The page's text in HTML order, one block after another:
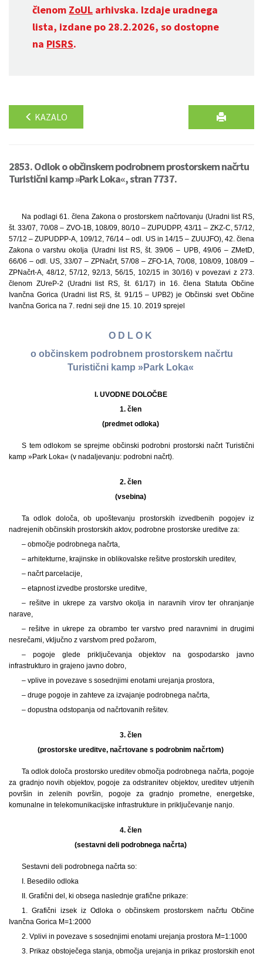
členom ZoUL arhivska. Izdaje uradnega
lista, izdane po 28.2.2026, so dostopne
na PISRS.
KAZALO
2853. Odlok o občinskem podrobnem prostorskem načrtu
Turistični kamp »Park Loka«, stran 7737.
Na podlagi 61. člena Zakona o prostorskem načrtovanju (Uradni list RS,
št. 33/07, 70/08 – ZVO-1B, 108/09, 80/10 – ZUPUDPP, 43/11 – ZKZ-C, 57/12,
57/12 – ZUPUDPP-A, 109/12, 76/14 – odl. US in 14/15 – ZUUJFO), 42. člena
Zakona o varstvu okolja (Uradni list RS, št. 39/06 – UPB, 49/06 – ZMetD,
66/06 – odl. US, 33/07 – ZPNačrt, 57/08 – ZFO-1A, 70/08, 108/09, 108/09 –
ZPNačrt-A, 48/12, 57/12, 92/13, 56/15, 102/15 in 30/16) v povezavi z 273.
členom ZUreP-2 (Uradni list RS, št. 61/17) in 16. člena Statuta Občine
Ivančna Gorica (Uradni list RS, št. 91/15 – UPB2) je Občinski svet Občine
Ivančna Gorica na 7. redni seji dne 15. 10. 2019 sprejel
O D L O K
o občinskem podrobnem prostorskem načrtu
Turistični kamp »Park Loka«
I. UVODNE DOLOČBE
1. člen
(predmet odloka)
S tem odlokom se sprejme občinski podrobni prostorski načrt Turistični
kamp »Park Loka« (v nadaljevanju: podrobni načrt).
2. člen
(vsebina)
Ta odlok določa, ob upoštevanju prostorskih izvedbenih pogojev iz
nadrejenih občinskih prostorskih aktov, podrobne prostorske ureditve za:
– območje podrobnega načrta,
– arhitekturne, krajinske in oblikovalske rešitve prostorskih ureditev,
– načrt parcelacije,
– etapnost izvedbe prostorske ureditve,
– rešitve in ukrepe za varstvo okolja in naravnih virov ter ohranjanje
narave,
– rešitve in ukrepe za obrambo ter varstvo pred naravnimi in drugimi
nesrečami, vključno z varstvom pred požarom,
– pogoje glede priključevanja objektov na gospodarsko javno
infrastrukturo in grajeno javno dobro,
– vplive in povezave s sosednjimi enotami urejanja prostora,
– druge pogoje in zahteve za izvajanje podrobnega načrta,
– dopustna odstopanja od načrtovanih rešitev.
3. člen
(prostorske ureditve, načrtovane s podrobnim načrtom)
Ta odlok določa prostorsko ureditev območja podrobnega načrta, pogoje
za gradnjo novih objektov, pogoje za odstranitev objektov, ureditev utrjenih
površin in zelenih površin, pogoje za gradnjo prometne, energetske,
komunalne in telekomunikacijske infrastrukture in priključevanje nanjo.
4. člen
(sestavni deli podrobnega načrta)
Sestavni deli podrobnega načrta so:
I. Besedilo odloka
II. Grafični del, ki obsega naslednje grafične prikaze:
1. Grafični izsek iz Odloka o občinskem prostorskem načrtu Občine
Ivančna Gorica M=1:2000
2. Vplivi in povezave s sosednjimi enotami urejanja prostora M=1:1000
3. Prikaz obstoječega stanja, območja urejanja in prikaz prostorskih enot